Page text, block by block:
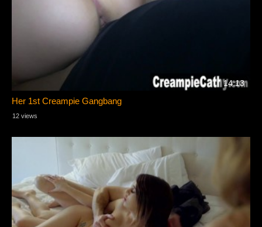
14:13
Her 1st Creampie Gangbang
12 views